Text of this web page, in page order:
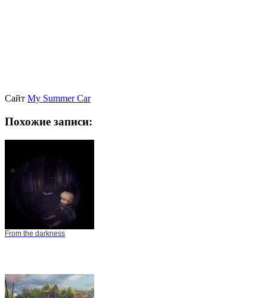
Сайт My Summer Car
Похожие записи:
From the darkness